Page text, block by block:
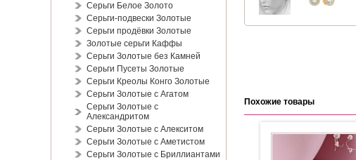
Серьги Белое Золото
Серьги-подвески Золотые
Серьги продёвки Золотые
Золотые серьги Каффы
Серьги Золотые без Камней
Серьги Пусеты Золотые
Серьги Креолы Конго Золотые
Серьги Золотые с Агатом
Серьги Золотые с
Александритом
Серьги Золотые с Алекситом
Серьги Золотые с Аметистом
Серьги Золотые с Бриллиантами
Похожие товары